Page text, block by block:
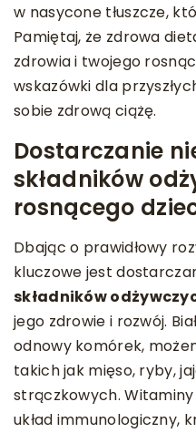
w nasycone tłuszcze,
Pamiętaj, że zdrowa
zdrowia i twojego
wskazówki dla
sobie zdrową ciążę.
Dostarczanie
składników
rosnącego
Dbając o prawidłowy
kluczowe jest
składników
jego zdrowie i rozwój.
odnowy komórek,
takich jak mięso, ryby,
strączkowych. Witaminy
układ immunologiczny,